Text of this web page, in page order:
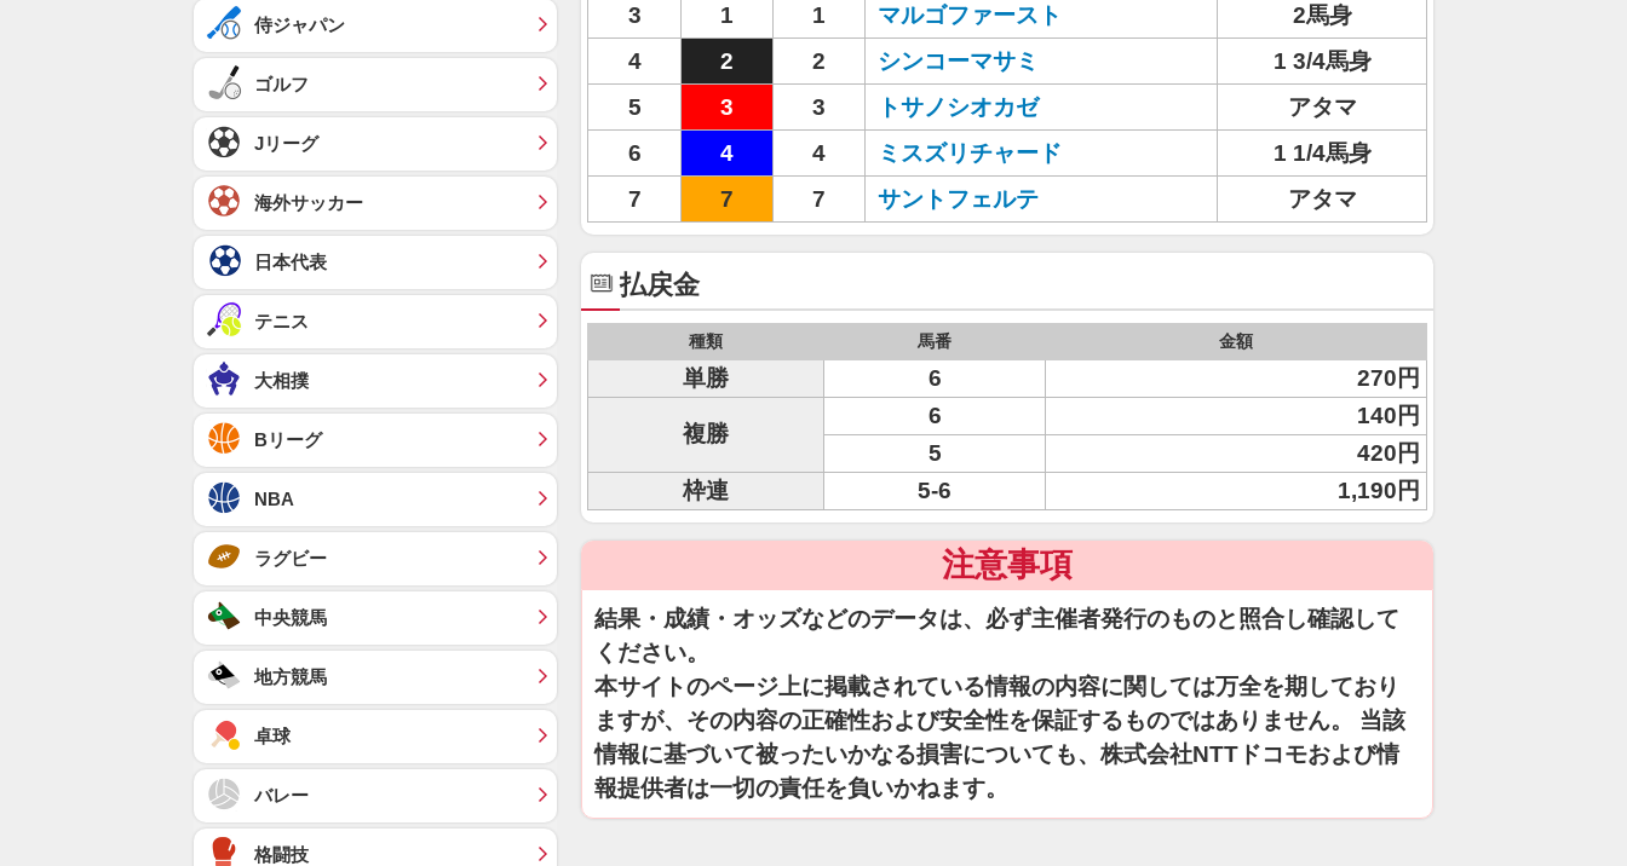
3
1 1 マルゴファースト
2馬身
4
2 2 シンコーマサミ
1 3/4馬身
5
3 3 トサノシオカゼ
アタマ
6
4 4 ミスズリチャード
1 1/4馬身
7
7 7 サントフェルテ アタマ
払戻金
種類 馬番 金額
単勝 6 270円
複勝
6
140円
5
420円
枠連
5-6 1,190円
注意事項
結果・成績・オッズなどのデータは、必ず主催者発行のものと照合し確認して
ください。
本サイトのページ上に掲載されている情報の内容に関しては万全を期しており
ますが、その内容の正確性および安全性を保証するものではありません。 当該
情報に基づいて被ったいかなる損害についても、株式会社NTTドコモおよび情
報提供者は一切の責任を負いかねます。
侍ジャパン
ゴルフ
Jリーグ
海外サッカー
日本代表
テニス
大相撲
Bリーグ
NBA
ラグビー
中央競馬
地方競馬
卓球
バレー
格闘技